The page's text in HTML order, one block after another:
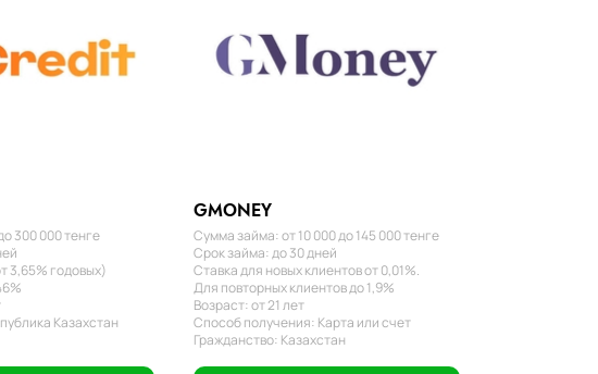
300 000 тенге
3,65% годовых)
Казахстан
GMONEY
Сумма займа: от 10 000 до 145 000 тенге
Срок займа: до 30 дней
Ставка для новых клиентов от 0,01%.
Для повторных клиентов до 1,9%
Возраст: от 21 лет
Способ получения: Карта или счет
Гражданство: Казахстан